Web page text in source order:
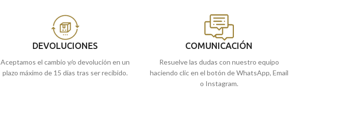
DEVOLUCIONES
Aceptamos el cambio y/o devolución en un
plazo máximo de 15 días tras ser recibido.
COMUNICACIÓN
Resuelve las dudas con nuestro equipo
haciendo clic en el botón de WhatsApp, Email
o Instagram.